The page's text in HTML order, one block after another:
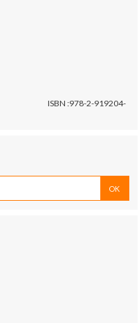
ISBN :978-2-919204-